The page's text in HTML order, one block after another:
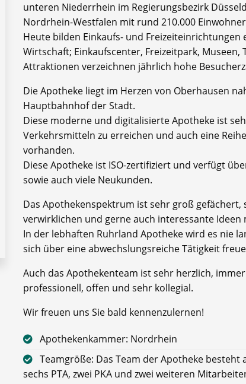
unteren Niederrhein im Regierungsbezirk
Nordrhein-Westfalen mit rund 210.000
Heute bilden Einkaufs- und Freizeiteinrichtungen
Wirtschaft; Einkaufscenter, Freizeitpark, Museen,
Attraktionen verzeichnen jährlich hohe
Die Apotheke liegt im Herzen von Oberhausen
Hauptbahnhof der Stadt.
Diese moderne und digitalisierte Apotheke ist
Verkehrsmitteln zu erreichen und auch eine
vorhanden.
Diese Apotheke ist ISO-zertifiziert und verfügt
sowie auch viele Neukunden.
Das Apothekenspektrum ist sehr groß gefächert,
verwirklichen und gerne auch interessante Ideen
In der lebhaften Ruhrland Apotheke wird es nie
sich über eine abwechslungsreiche Tätigkeit
Auch das Apothekenteam ist sehr herzlich,
professionell, offen und sehr kollegial.
Wir freuen uns Sie bald kennenzulernen!
Apothekenkammer: Nordrhein
Teamgröße: Das Team der Apotheke besteht
sechs PTA, zwei PKA und zwei weiteren